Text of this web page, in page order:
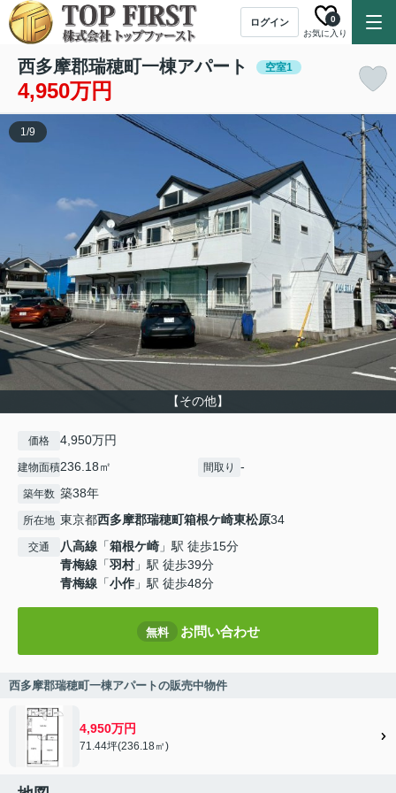
ログイン
お気に入り
0
西多摩郡瑞穂町一棟アパート 空室1
4,950万円
【その他】
1/9
価格 4,950万円
建物面積236.18㎡ 間取り -
築年数 築38年
所在地 東京都西多摩郡瑞穂町箱根ケ崎東松原34
交通 八高線 「箱根ケ崎 」駅 徒歩15分
青梅線 「羽村」駅 徒歩39分
青梅線 「小作 」駅 徒歩48分
無料 お問い合わせ
西多摩郡瑞穂町一棟アパートの販売中物件
4,950万円
71.44坪(236.18㎡)